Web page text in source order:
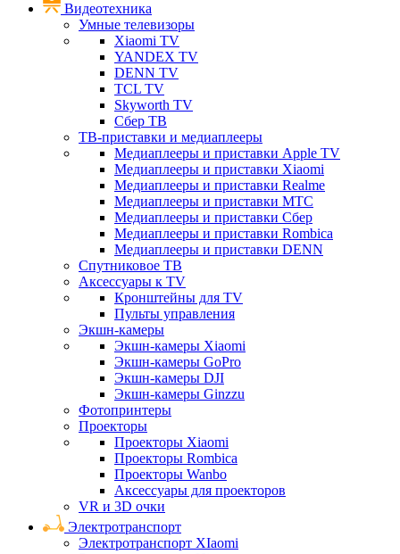
Видеотехника
Умные телевизоры
Xiaomi TV
YANDEX TV
DENN TV
TCL TV
Skyworth TV
Сбер ТВ
ТВ-приставки и медиаплееры
Медиаплееры и приставки Apple TV
Медиаплееры и приставки Xiaomi
Медиаплееры и приставки Realme
Медиаплееры и приставки МТС
Медиаплееры и приставки Сбер
Медиаплееры и приставки Rombica
Медиаплееры и приставки DENN
Спутниковое ТВ
Аксессуары к TV
Кронштейны для TV
Пульты управления
Экшн-камеры
Экшн-камеры Xiaomi
Экшн-камеры GoPro
Экшн-камеры DJI
Экшн-камеры Ginzzu
Фотопринтеры
Проекторы
Проекторы Xiaomi
Проекторы Rombica
Проекторы Wanbo
Аксессуары для проекторов
VR и 3D очки
Электротранспорт
Электротранспорт XIaomi